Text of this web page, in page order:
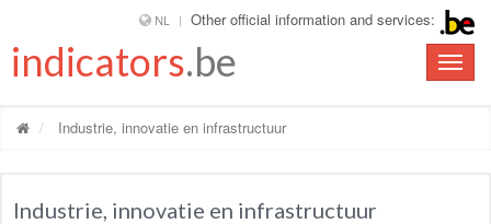
NL Other official information and services:
Toggle
indicators.be
Industrie, innovatie en infrastructuur
Industrie, innovatie en infrastructuur